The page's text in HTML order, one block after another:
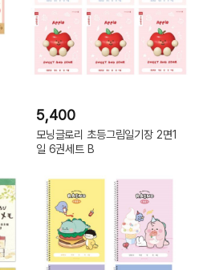
5,400
모닝글로리 초등그림일기장 2면1
일 6권세트 B